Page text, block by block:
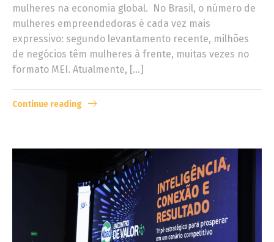
mulheres na economia global. No Brasil, o número de
mulheres empreendedoras é cada vez mais
expressivo: segundo levantamento recente, milhões
de negócios têm mulheres à frente, muitas vezes no
formato MEI. Atualmente, […]
Continue reading